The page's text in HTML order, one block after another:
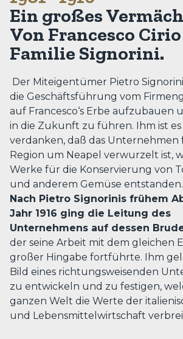
Ein großes
Von Francesco
Familie Signorini.
Der Miteigentümer Pietro
die Geschäftsführung vom
auf Francesco‘s Erbe aufzubauen
in die Zukunft zu führen. Ihm ist es
verdanken, daß das Unternehmen
Region um Neapel verwurzelt ist,
Werke für die Konservierung von
und anderem Gemüse entstanden.
Nach Pietro Signorinis frühem
Jahr 1916 ging die Leitung des
Unternehmens auf dessen
der seine Arbeit mit dem gleichen
großer Hingabe fortführte. Ihm
Bild eines richtungsweisenden
zu entwickeln und zu festigen,
ganzen Welt die Werte der
und Lebensmittelwirtschaft